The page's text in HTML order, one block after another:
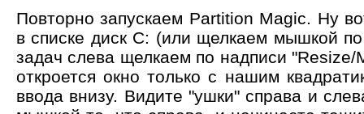
Повторно запускаем Partition Magic. Ну
в списке диск C: (или щелкаем мышкой
задач слева щелкаем по надписи
откроется окно только с нашим
ввода внизу. Видите "ушки" справа и